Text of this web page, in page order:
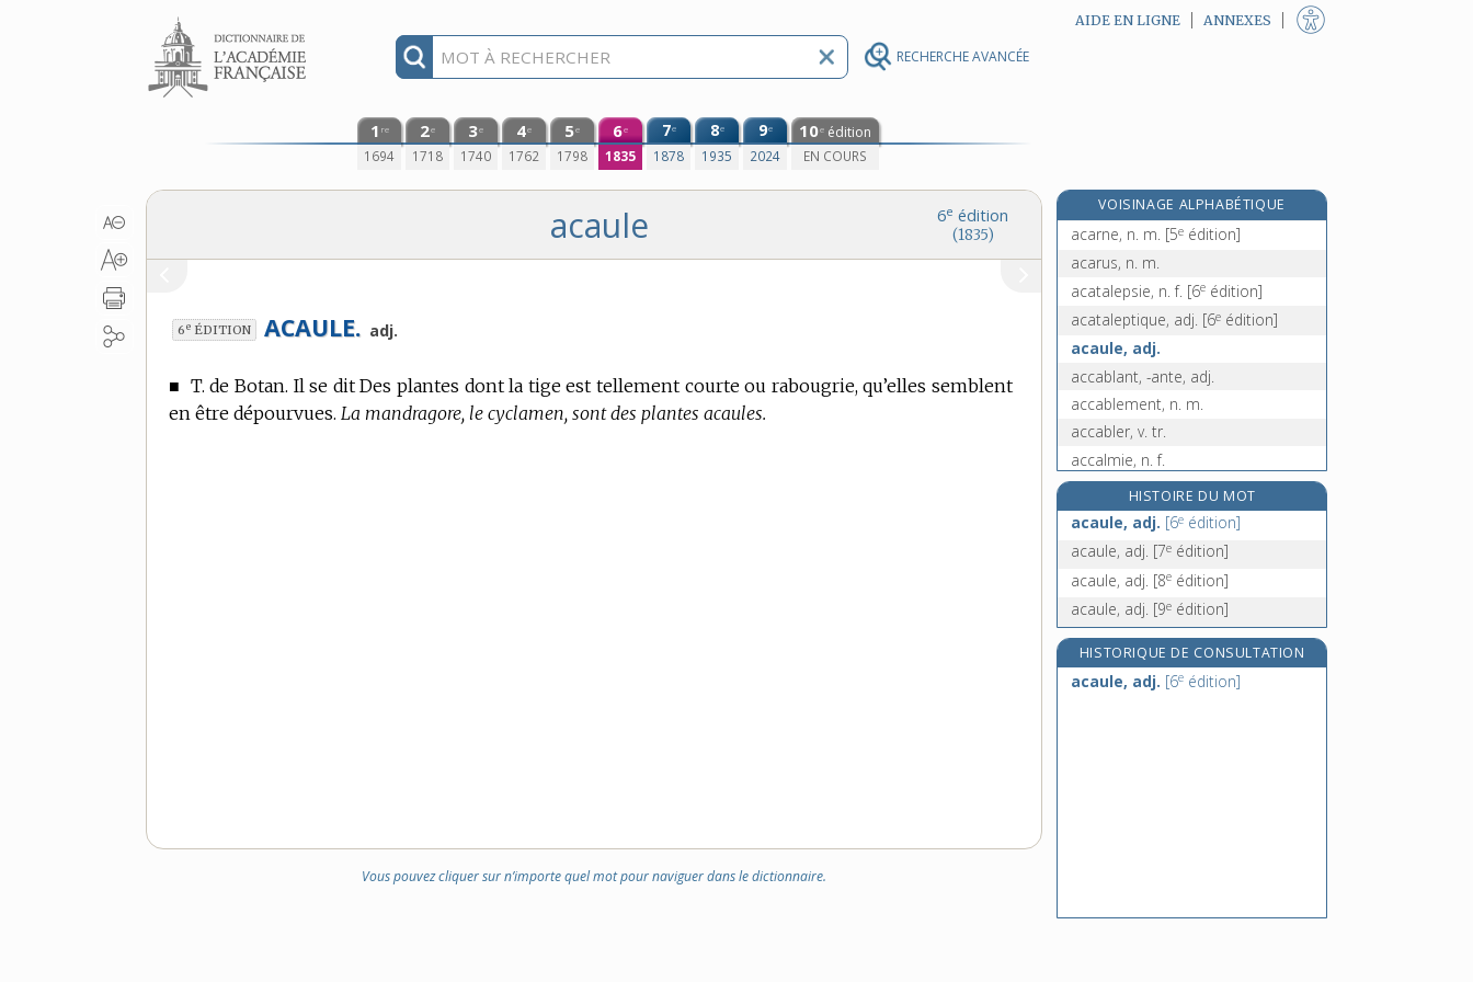
RECHERCHE AVANCÉE
Aller au contenu AIDE EN LIGNE ANNEXES
1 re
1694
2e
1718
3e
1740
4e
1762
5e
1798
6e
1835
7e
1878
8e
1935
9e
2024
10e édition
EN COURS
6e édition
(1835)
acaule
6e ÉDITION ACAULE. adj.
■ T. de Botan. Il se dit Des plantes dont la tige est tellement courte ou rabougrie, qu’elles semblent
en être dépourvues. La mandragore, le cyclamen, sont des plantes acaules.
Vous pouvez cliquer sur n’importe quel mot pour naviguer dans le dictionnaire.
VOISINAGE ALPHABÉTIQUE
acariens, n. m. pl.
acarne, n. m. [5e édition]
acarus, n. m.
acatalepsie, n. f. [6e édition]
acataleptique, adj. [6e édition]
acaule, adj.
accablant, -ante, adj.
accablement, n. m.
accabler, v. tr.
accalmie, n. f.
accaparant, -ante, adj.
accaparement, n. m.
accaparer, v. tr.
accapareur, -euse, n.
accastillage, n. m.
HISTOIRE DU MOT
acaule, adj. [6e édition]
acaule, adj. [7e édition]
acaule, adj. [8e édition]
acaule, adj. [9e édition]
HISTORIQUE DE CONSULTATION
acaule, adj. [6e édition]